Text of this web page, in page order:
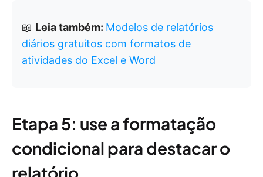
📖 Leia também: Modelos de relatórios
diários gratuitos com formatos de
atividades do Excel e Word
Etapa 5: use a formatação
condicional para destacar o
relatório